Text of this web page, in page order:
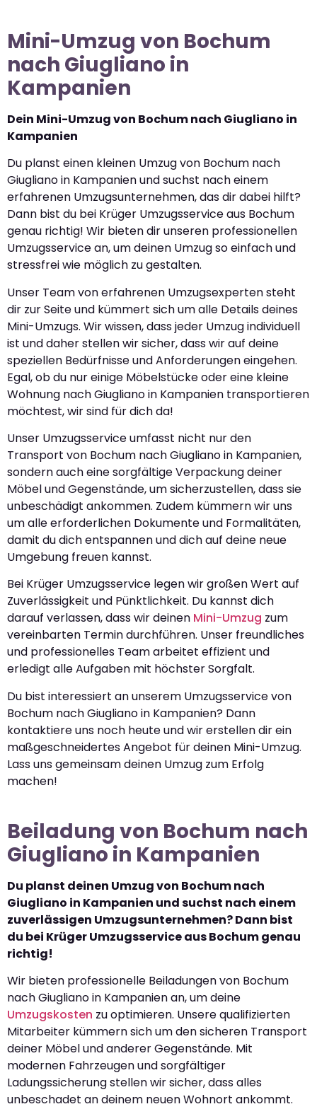
Mini-Umzug von Bochum
nach Giugliano in
Kampanien
Dein Mini-Umzug von Bochum nach Giugliano in
Kampanien
Du planst einen kleinen Umzug von Bochum nach
Giugliano in Kampanien und suchst nach einem
erfahrenen Umzugsunternehmen, das dir dabei hilft?
Dann bist du bei Krüger Umzugsservice aus Bochum
genau richtig! Wir bieten dir unseren professionellen
Umzugsservice an, um deinen Umzug so einfach und
stressfrei wie möglich zu gestalten.
Unser Team von erfahrenen Umzugsexperten steht
dir zur Seite und kümmert sich um alle Details deines
Mini-Umzugs. Wir wissen, dass jeder Umzug individuell
ist und daher stellen wir sicher, dass wir auf deine
speziellen Bedürfnisse und Anforderungen eingehen.
Egal, ob du nur einige Möbelstücke oder eine kleine
Wohnung nach Giugliano in Kampanien transportieren
möchtest, wir sind für dich da!
Unser Umzugsservice umfasst nicht nur den
Transport von Bochum nach Giugliano in Kampanien,
sondern auch eine sorgfältige Verpackung deiner
Möbel und Gegenstände, um sicherzustellen, dass sie
unbeschädigt ankommen. Zudem kümmern wir uns
um alle erforderlichen Dokumente und Formalitäten,
damit du dich entspannen und dich auf deine neue
Umgebung freuen kannst.
Bei Krüger Umzugsservice legen wir großen Wert auf
Zuverlässigkeit und Pünktlichkeit. Du kannst dich
darauf verlassen, dass wir deinen Mini-Umzug zum
vereinbarten Termin durchführen. Unser freundliches
und professionelles Team arbeitet effizient und
erledigt alle Aufgaben mit höchster Sorgfalt.
Du bist interessiert an unserem Umzugsservice von
Bochum nach Giugliano in Kampanien? Dann
kontaktiere uns noch heute und wir erstellen dir ein
maßgeschneidertes Angebot für deinen Mini-Umzug.
Lass uns gemeinsam deinen Umzug zum Erfolg
machen!
Beiladung von Bochum nach
Giugliano in Kampanien
Du planst deinen Umzug von Bochum nach
Giugliano in Kampanien und suchst nach einem
zuverlässigen Umzugsunternehmen? Dann bist
du bei Krüger Umzugsservice aus Bochum genau
richtig!
Wir bieten professionelle Beiladungen von Bochum
nach Giugliano in Kampanien an, um deine
Umzugskosten zu optimieren. Unsere qualifizierten
Mitarbeiter kümmern sich um den sicheren Transport
deiner Möbel und anderer Gegenstände. Mit
modernen Fahrzeugen und sorgfältiger
Ladungssicherung stellen wir sicher, dass alles
unbeschadet an deinem neuen Wohnort ankommt.